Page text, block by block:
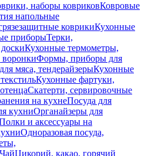
наборы ковриковКовровые
напольные
коврикиКухонные
приборыТерки,
Кухонные термометры,
Формы, приборы для
мяса, тендерайзерыКухонные
Кухонные фартуки,
Скатерти, сервировочные
на кухнеПосуда для
кухниОрганайзеры для
и аксессуары на
Одноразовая посуда,
ЧайЦикорий, какао, горячий